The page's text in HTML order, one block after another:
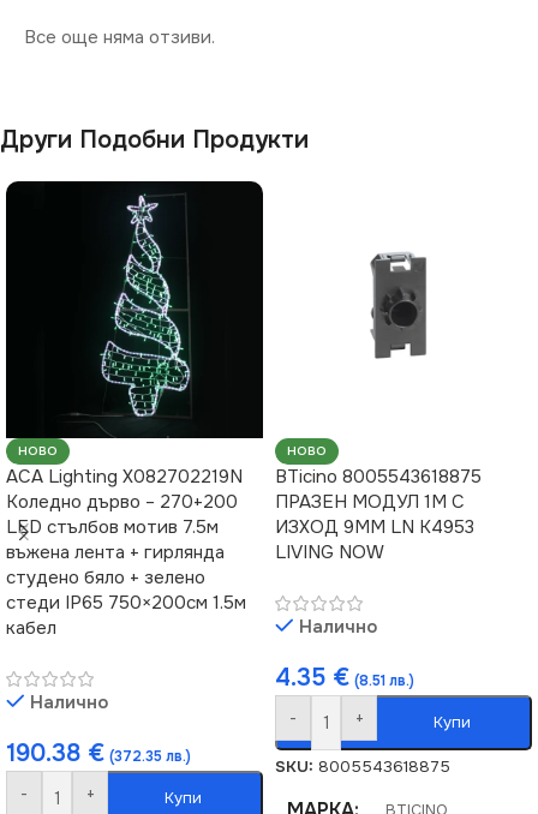
Все още няма отзиви.
Други Подобни Продукти
НОВО
ACA Lighting X082702219N
Коледно дърво – 270+200
LED стълбов мотив 7.5м
въжена лента + гирлянда
студено бяло + зелено
стеди IP65 750×200см 1.5м
кабел
Налично
190.38 € (372.35 лв.)
- + Купи
НОВО
BTicino 8005543618875
ПРАЗЕН МОДУЛ 1М С
ИЗХОД 9ММ LN K4953
LIVING NOW
Налично
4.35 € (8.51 лв.)
- + Купи
SKU: 8005543618875
BTICINO